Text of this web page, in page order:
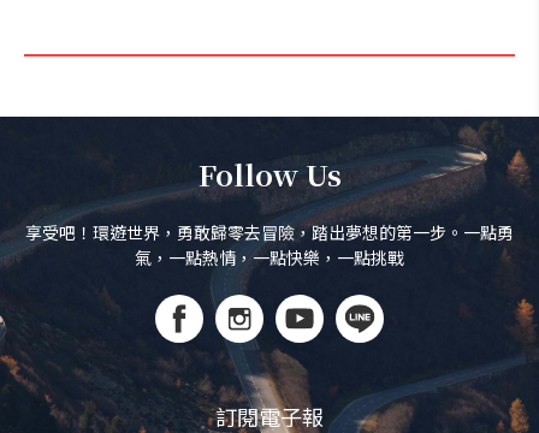
Follow Us
享受吧！環遊世界，勇敢歸零去冒險，踏出夢想的第一步。一點勇
氣，一點熱情，一點快樂，一點挑戰
訂閱電子報